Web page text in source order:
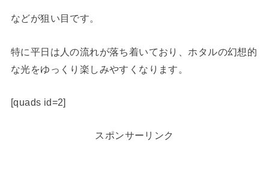
などが狙い目です。
特に平日は人の流れが落ち着いており、ホタルの幻想的
な光をゆっくり楽しみやすくなります。
[quads id=2]
スポンサーリンク